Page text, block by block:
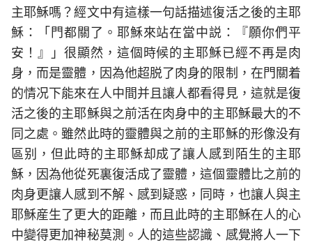
主耶穌嗎？經文中有這樣一句話描述復活之後的主耶
穌：「門都關了。耶穌來站在當中説：『願你們平
安！』」很顯然，這個時候的主耶穌已經不再是肉
身，而是靈體，因為他超脱了肉身的限制，在門關着
的情况下能來在人中間并且讓人都看得見，這就是復
活之後的主耶穌與之前活在肉身中的主耶穌最大的不
同之處。雖然此時的靈體與之前的主耶穌的形像没有
區别，但此時的主耶穌却成了讓人感到陌生的主耶
穌，因為他從死裏復活成了靈體，這個靈體比之前的
肉身更讓人感到不解、感到疑惑，同時，也讓人與主
耶穌産生了更大的距離，而且此時的主耶穌在人的心
中變得更加神秘莫測。人的這些認識、感覺將人一下